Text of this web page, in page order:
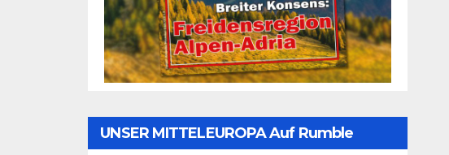
UNSER MITTELEUROPA Auf Rumble